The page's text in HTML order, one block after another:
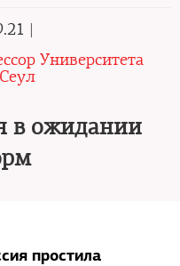
|
Университета
в ожидании
простила